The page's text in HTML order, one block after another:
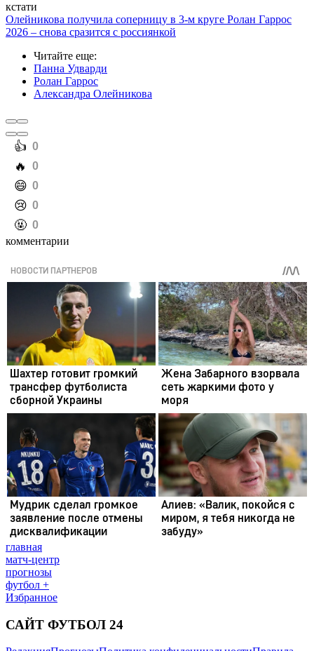
кстати
Олейникова получила соперницу в 3-м круге Ролан Гаррос
2026 – снова сразится с россиянкой
Читайте еще:
Панна Удварди
Ролан Гаррос
Александра Олейникова
️👍 0
️🔥 0
️😄 0
️😢 0
️🤬 0
комментарии
главная
матч-центр
прогнозы
футбол +
Избранное
САЙТ ФУТБОЛ 24